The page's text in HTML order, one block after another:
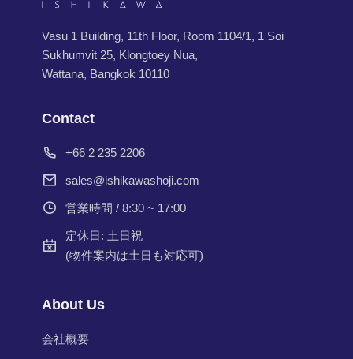
Vasu 1 Building, 11th Floor, Room 1104/1, 1 Soi
Sukhumvit 25, Klongtoey Nua,
Wattana, Bangkok 10110
Contact
+66 2 235 2206
sales@ishikawashoji.com
営業時間 / 8:30 ~ 17:00
定休日: 土日祝
(物件案内は土日も対応可)
About Us
会社概要